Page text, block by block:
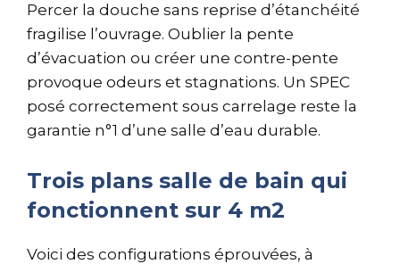
Percer la douche sans reprise d’étanchéité
fragilise l’ouvrage. Oublier la pente
d’évacuation ou créer une contre-pente
provoque odeurs et stagnations. Un SPEC
posé correctement sous carrelage reste la
garantie n°1 d’une salle d’eau durable.
Trois plans salle de bain qui
fonctionnent sur 4 m2
Voici des configurations éprouvées, à